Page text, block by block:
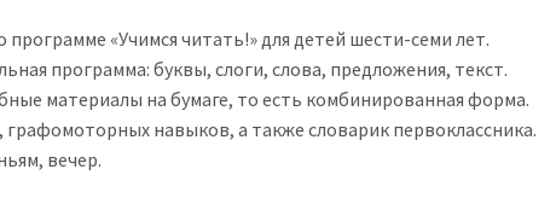
«Учимся читать!» для детей шести-семи лет.
программа: буквы, слоги, слова, предложения, текст.
материалы на бумаге, то есть комбинированная форма.
графомоторных навыков, а также словарик первоклассника.
вечер.